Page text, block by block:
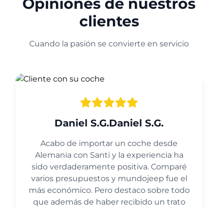
Opiniones de nuestros
clientes
Cuando la pasión se convierte en servicio
Daniel S.G.Daniel S.G.
Acabo de importar un coche desde
Alemania con Santi y la experiencia ha
sido verdaderamente positiva. Comparé
varios presupuestos y mundojeep fue el
más económico. Pero destaco sobre todo
que además de haber recibido un trato